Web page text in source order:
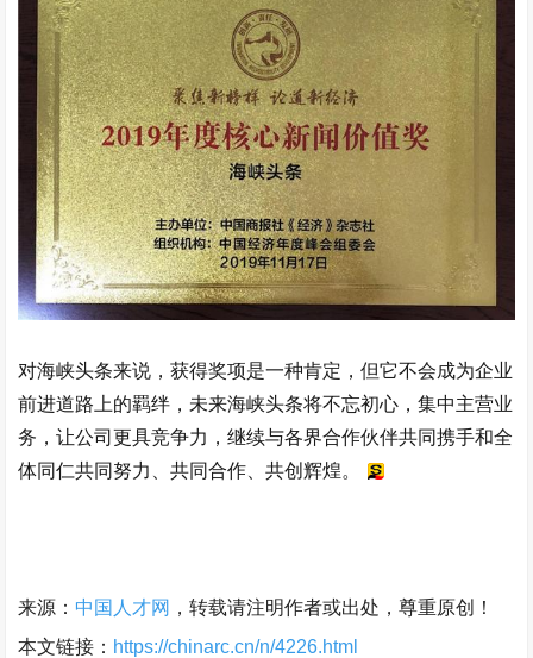
对海峡头条来说，获得奖项是一种肯定，但它不会成为企业
前进道路上的羁绊，未来海峡头条将不忘初心，集中主营业
务，让公司更具竞争力，继续与各界合作伙伴共同携手和全
体同仁共同努力、共同合作、共创辉煌。
来源： 中国人才网 ，转载请注明作者或出处，尊重原创！
本文链接： https://chinarc.cn/n/4226.html